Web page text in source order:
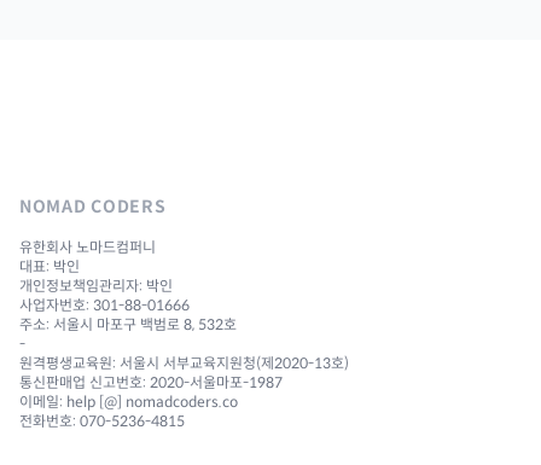
NOMAD CODERS
유한회사 노마드컴퍼니
대표: 박인
개인정보책임관리자: 박인
사업자번호: 301-88-01666
주소: 서울시 마포구 백범로 8, 532호
-
원격평생교육원: 서울시 서부교육지원청(제2020-13호)
통신판매업 신고번호: 2020-서울마포-1987
이메일: help [@] nomadcoders.co
전화번호: 070-5236-4815